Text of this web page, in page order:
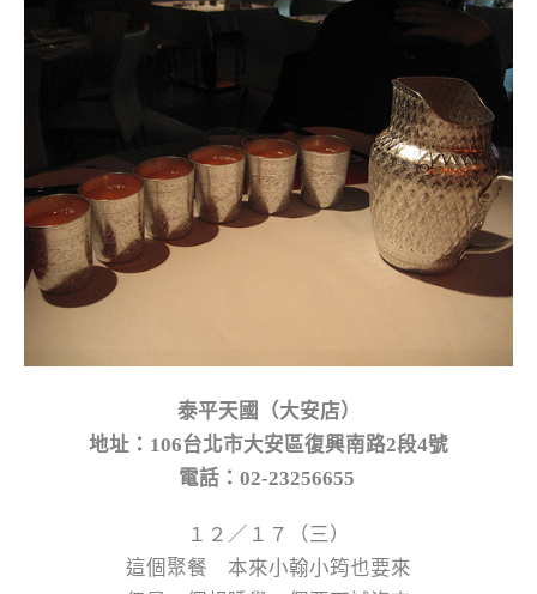
泰平天國（大安店）
地址：106台北市大安區復興南路2段4號
電話： 02-23256655
１２／１７（三）
這個聚餐 本來小翰小筠也要來